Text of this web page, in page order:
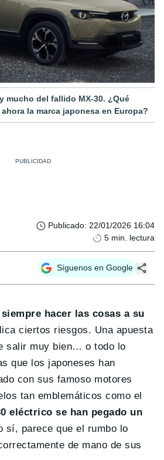
mucho del fallido MX-30. ¿Qué
la marca japonesa en Europa?
Publicado: 22/01/2026 16:04
5 min. lectura
Síguenos en Google
hacer las cosas a su
ciertos riesgos. Una apuesta
salir muy bien… o todo lo
que los japoneses han
con sus famoso motores
tan emblemáticos como el
eléctrico se han pegado un
sí, parece que el rumbo lo
de mano de sus